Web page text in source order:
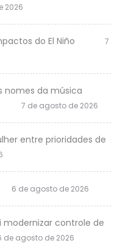
2026
do El Niño
7
nomes da música
7 de agosto de 2026
entre prioridades de
6 de agosto de 2026
modernizar controle de
de agosto de 2026